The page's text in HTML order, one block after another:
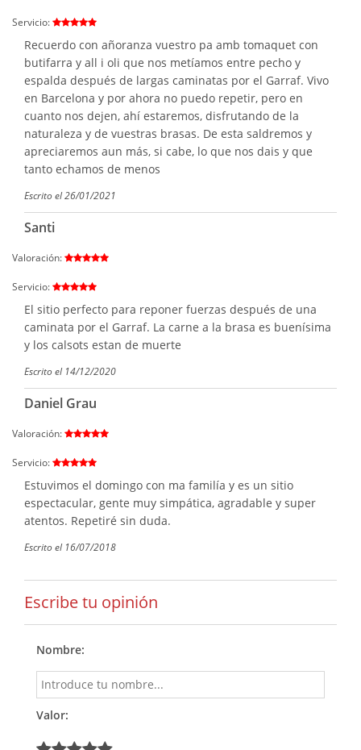
Servicio:
Recuerdo con añoranza vuestro pa amb tomaquet con
butifarra y all i oli que nos metíamos entre pecho y
espalda después de largas caminatas por el Garraf. Vivo
en Barcelona y por ahora no puedo repetir, pero en
cuanto nos dejen, ahí estaremos, disfrutando de la
naturaleza y de vuestras brasas. De esta saldremos y
apreciaremos aun más, si cabe, lo que nos dais y que
tanto echamos de menos
Escrito el 26/01/2021
Santi
Valoración:
Servicio:
El sitio perfecto para reponer fuerzas después de una
caminata por el Garraf. La carne a la brasa es buenísima
y los calsots estan de muerte
Escrito el 14/12/2020
Daniel Grau
Valoración:
Servicio:
Estuvimos el domingo con ma familía y es un sitio
espectacular, gente muy simpática, agradable y super
atentos. Repetiré sin duda.
Escrito el 16/07/2018
Escribe tu opinión
Nombre:
Valor: